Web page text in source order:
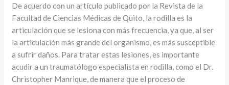
De acuerdo con un artículo publicado por la Revista de la
Facultad de Ciencias Médicas de Quito, la rodilla es la
articulación que se lesiona con más frecuencia, ya que, al ser
la articulación más grande del organismo, es más susceptible
a sufrir daños. Para tratar estas lesiones, es importante
acudir a un traumatólogo especialista en rodilla, como el Dr.
Christopher Manrique, de manera que el proceso de